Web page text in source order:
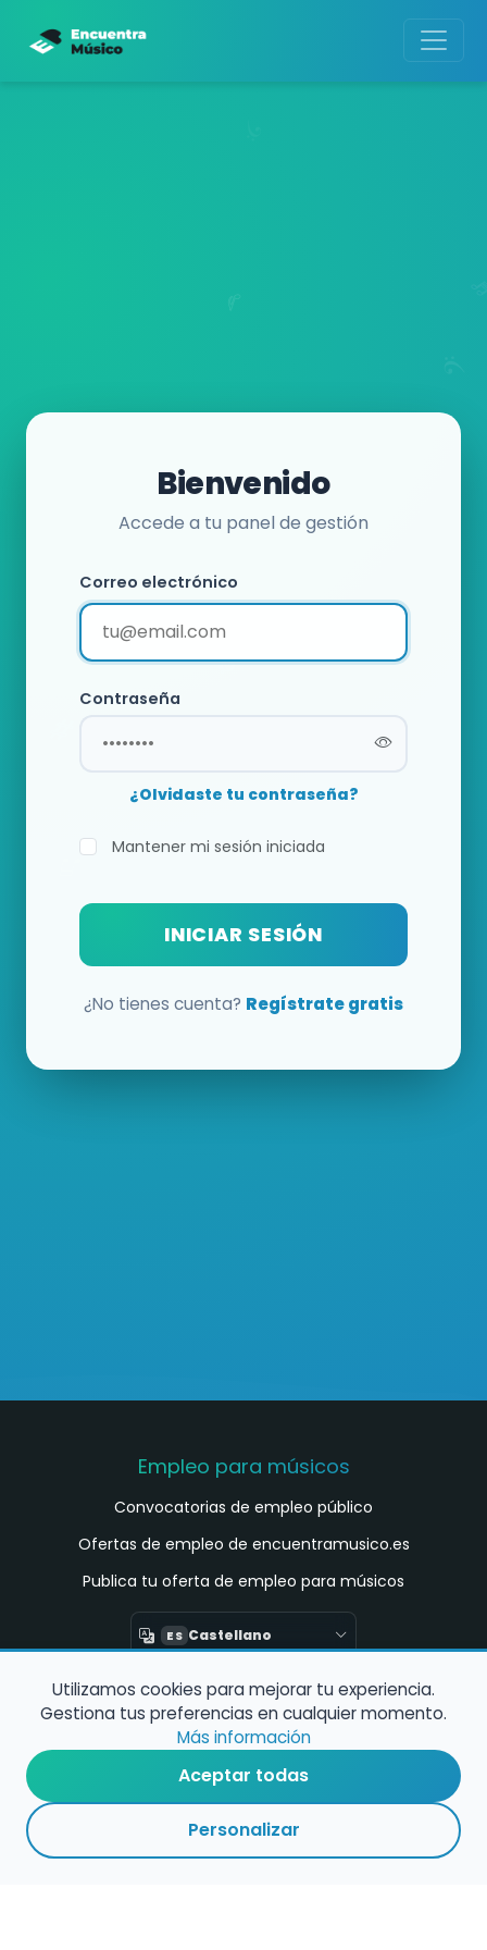
Bienvenido
Accede a tu panel de gestión
Correo electrónico
Contraseña
¿Olvidaste tu contraseña?
Mantener mi sesión iniciada
INICIAR SESIÓN
¿No tienes cuenta? Regístrate gratis
Empleo para músicos
Convocatorias de empleo público
Ofertas de empleo de encuentramusico.es
Publica tu oferta de empleo para músicos
ES Castellano
Encuentra Músico
Buscador de Músicos
Encuentra Pianista Acompañante
Asesoría para músicos y docentes
Utilizamos cookies para mejorar tu experiencia.
Gestiona tus preferencias en cualquier momento.
Más información
Aceptar todas
Personalizar